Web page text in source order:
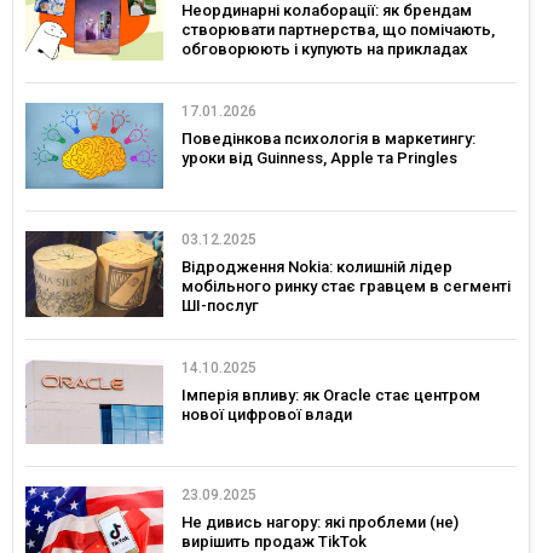
Неординарні колаборації: як брендам
створювати партнерства, що помічають,
обговорюють і купують на прикладах
17.01.2026
Поведінкова психологія в маркетингу:
уроки від Guinness, Apple та Pringles
03.12.2025
Відродження Nokia: колишній лідер
мобільного ринку стає гравцем в сегменті
ШІ-послуг
14.10.2025
Імперія впливу: як Oracle стає центром
нової цифрової влади
23.09.2025
Не дивись нагору: які проблеми (не)
вирішить продаж TikTok